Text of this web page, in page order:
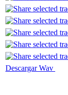
Descargar Wav